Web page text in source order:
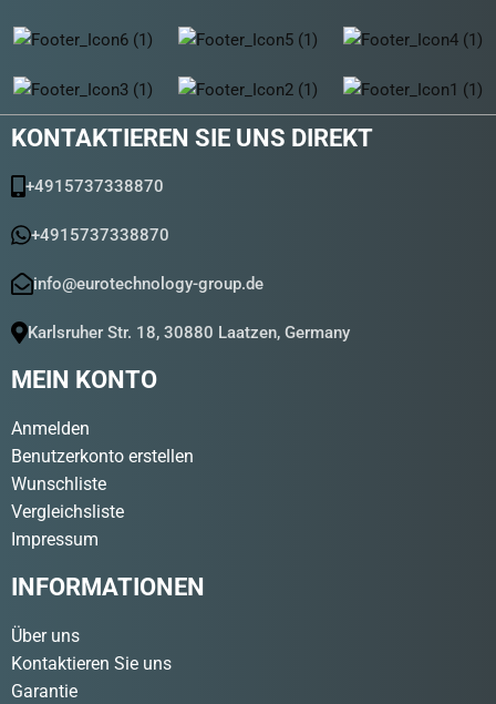
KONTAKTIEREN SIE UNS DIREKT
+4915737338870
+4915737338870
info@eurotechnology-group.de
Karlsruher Str. 18, 30880 Laatzen, Germany
MEIN KONTO
Anmelden
Benutzerkonto erstellen
Wunschliste
Vergleichsliste
Impressum
INFORMATIONEN
Über uns
Kontaktieren Sie uns
Garantie